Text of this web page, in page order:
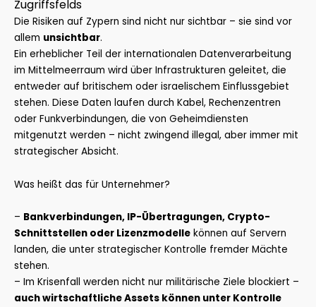
Zugriffsfelds
Die Risiken auf Zypern sind nicht nur sichtbar – sie sind vor
allem unsichtbar.
Ein erheblicher Teil der internationalen Datenverarbeitung
im Mittelmeerraum wird über Infrastrukturen geleitet, die
entweder auf britischem oder israelischem Einflussgebiet
stehen. Diese Daten laufen durch Kabel, Rechenzentren
oder Funkverbindungen, die von Geheimdiensten
mitgenutzt werden – nicht zwingend illegal, aber immer mit
strategischer Absicht.
Was heißt das für Unternehmer?
– Bankverbindungen, IP-Übertragungen, Crypto-
Schnittstellen oder Lizenzmodelle können auf Servern
landen, die unter strategischer Kontrolle fremder Mächte
stehen.
– Im Krisenfall werden nicht nur militärische Ziele blockiert –
auch wirtschaftliche Assets können unter Kontrolle